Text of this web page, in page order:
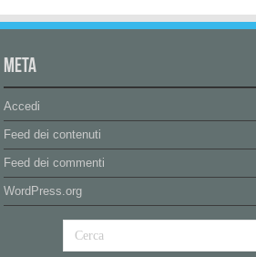
Meta
Accedi
Feed dei contenuti
Feed dei commenti
WordPress.org